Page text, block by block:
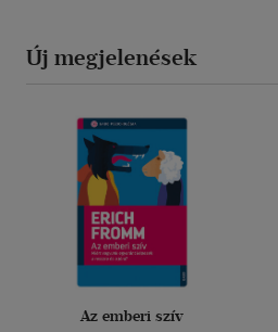
Új megjelenések
Az emberi szív